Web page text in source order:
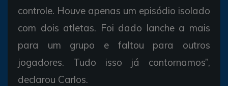
controle. Houve apenas um episódio isolado
com dois atletas. Foi dado lanche a mais
para um grupo e faltou para outros
jogadores. Tudo isso já contornamos”,
declarou Carlos.